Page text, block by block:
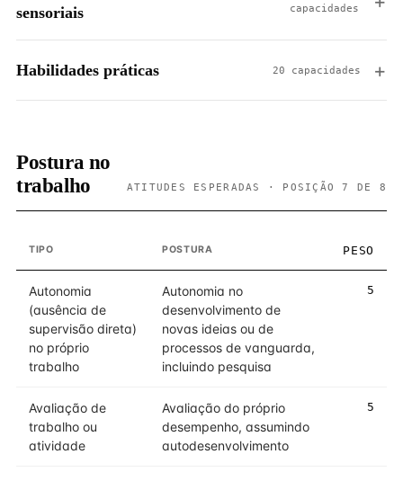
sensoriais
capacidades
Habilidades práticas 20 capacidades
Postura no
trabalho
ATITUDES ESPERADAS · POSIÇÃO 7 DE 8
TIPO POSTURA PESO
Autonomia
(ausência de
supervisão direta)
no próprio
trabalho
Autonomia no
desenvolvimento de
novas ideias ou de
processos de vanguarda,
incluindo pesquisa
5
Avaliação de
trabalho ou
atividade
Avaliação do próprio
desempenho, assumindo
autodesenvolvimento
5